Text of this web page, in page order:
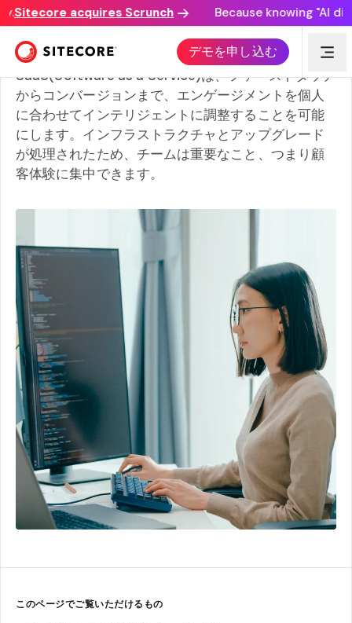
acquires Scrunch Because knowing "AI
デモを申し込む
なぜSaaSなのか?クラウドとコンテンツ管理の未来
SaaS(Software as a Service)は、ファーストタッチ
からコンバージョンまで、エンゲージメントを個人
に合わせてインテリジェントに調整することを可能
にします。インフラストラクチャとアップグレード
が処理されたため、チームは重要なこと、つまり顧
客体験に集中できます。
このページでご覧いただけるもの